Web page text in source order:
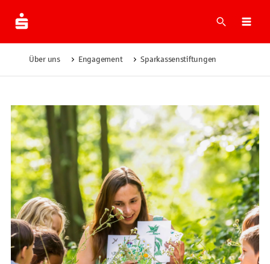
Suche
Über uns Engagement Sparkassenstiftungen